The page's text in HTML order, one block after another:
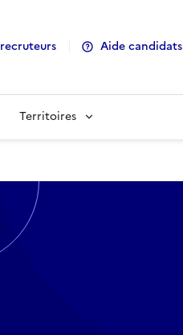
Aide candidats
Territoires